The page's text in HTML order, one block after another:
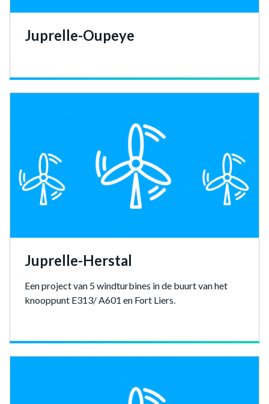
Juprelle-Oupeye
Juprelle-Herstal
Een project van 5 windturbines in de buurt van het
knooppunt E313/ A601 en Fort Liers.